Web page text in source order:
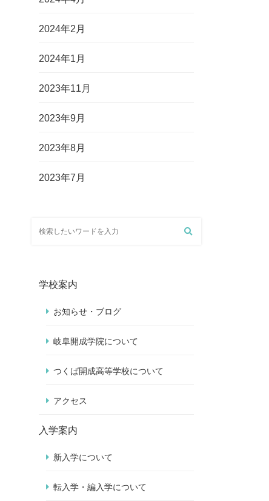
2024年2月
2024年1月
2023年11月
2023年9月
2023年8月
2023年7月
学校案内
お知らせ・ブログ
岐阜開成学院について
つくば開成高等学校について
アクセス
入学案内
新入学について
転入学・編入学について